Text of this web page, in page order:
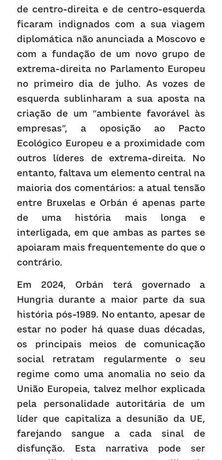
de centro-direita e de centro-esquerda
ficaram indignados com a sua viagem
diplomática não anunciada a Moscovo e
com a fundação de um novo grupo de
extrema-direita no Parlamento Europeu
no primeiro dia de julho. As vozes de
esquerda sublinharam a sua aposta na
criação de um “ambiente favorável às
empresas”, a oposição ao Pacto
Ecológico Europeu e a proximidade com
outros líderes de extrema-direita. No
entanto, faltava um elemento central na
maioria dos comentários: a atual tensão
entre Bruxelas e Orbán é apenas parte
de uma história mais longa e
interligada, em que ambas as partes se
apoiaram mais frequentemente do que o
contrário.
Em 2024, Orbán terá governado a
Hungria durante a maior parte da sua
história pós-1989. No entanto, apesar de
estar no poder há quase duas décadas,
os principais meios de comunicação
social retratam regularmente o seu
regime como uma anomalia no seio da
União Europeia, talvez melhor explicada
pela personalidade autoritária de um
líder que capitaliza a desunião da UE,
farejando sangue a cada sinal de
disfunção. Esta narrativa pode ser